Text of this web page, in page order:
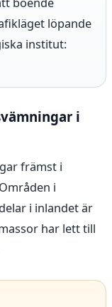
löpande
institut:
i
främst i
i
i inlandet är
har lett till